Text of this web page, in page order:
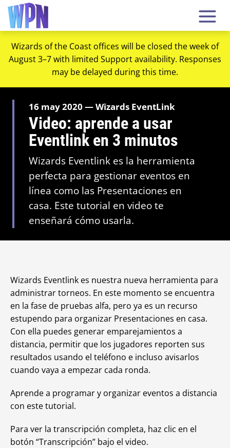
Wizards of the Coast offices will be closed the week of
August 3–7 with limited Support availability. Responses
may be delayed during this time.
16 may 2020 — Wizards EventLink
Video: aprende a usar
Eventlink en 3 minutos
Wizards Eventlink es la herramienta
perfecta para gestionar eventos en
línea como las Presentaciones en
casa. Este tutorial en video te
enseñará cómo usarla.
Wizards Eventlink es nuestra nueva herramienta para
administrar torneos. En este momento se encuentra
en la fase de pruebas alfa, pero ya es un recurso
estupendo para organizar Presentaciones en casa.
Con ella puedes generar emparejamientos a
distancia, permitir que los jugadores reporten sus
resultados usando el teléfono e incluso avisarlos
cuando vaya a empezar cada ronda.
Aprende a programar y organizar eventos a distancia
con este tutorial.
Para ver la transcripción completa, haz clic en el
botón “Transcripción” bajo el video.